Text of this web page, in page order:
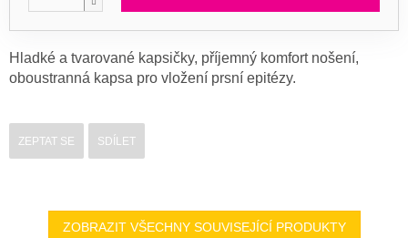
Hladké a tvarované kapsičky, příjemný komfort nošení,
oboustranná kapsa pro vložení prsní epitézy.
ZEPTAT SE SDÍLET
ZOBRAZIT VŠECHNY SOUVISEJÍCÍ PRODUKTY